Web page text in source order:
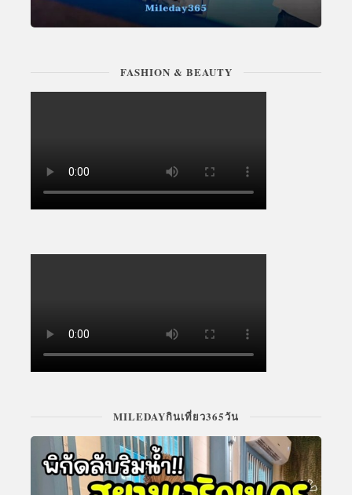
FASHION & BEAUTY
MILEDAYกินเที่ยว365วัน